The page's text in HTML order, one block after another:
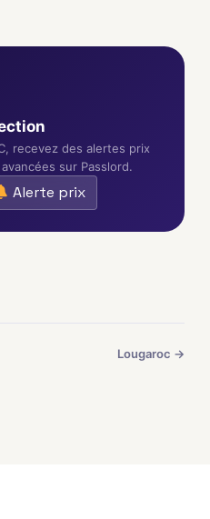
recevez des alertes prix
sur Passlord.
Alerte prix
Lougaroc →